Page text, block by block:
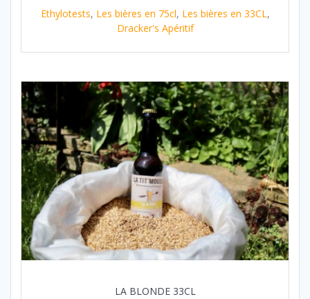
Ethylotests, Les bières en 75cl, Les bières en 33CL,
Dracker's Apéritif
LA BLONDE 33CL